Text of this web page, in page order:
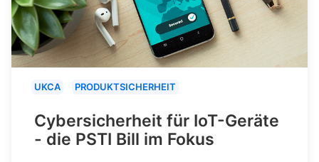
UKCA PRODUKTSICHERHEIT
Cybersicherheit für IoT-Geräte
- die PSTI Bill im Fokus